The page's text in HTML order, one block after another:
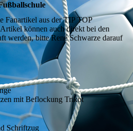
Fanartikel aus der TIP TOP
können auch direkt bei den
werden, bitte René Schwarze darauf
mit Beflockung Trikot
Schriftzug